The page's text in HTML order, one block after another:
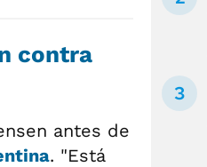
contra
antes de
. "Está